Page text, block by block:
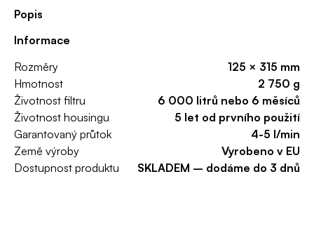
Popis
Informace
Rozměry
125 × 315 mm
Hmotnost
2 750 g
Životnost filtru
6 000 litrů nebo 6 měsíců
Životnost housingu
5 let od prvního použití
Garantovaný průtok
4-5 l/min
Země výroby
Vyrobeno v EU
Dostupnost produktu
SKLADEM – dodáme do 3 dnů